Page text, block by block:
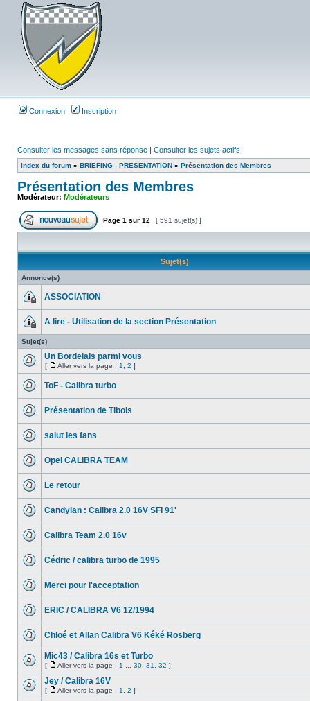
Connexion Inscription
Consulter les messages sans réponse | Consulter les sujets actifs
Index du forum » BRIEFING - PRESENTATION » Présentation des Membres
Présentation des Membres
Modérateur: Modérateurs
Page 1 sur 12 [ 591 sujet(s) ]
Sujet(s)
Annonce(s)
ASSOCIATION
A lire - Utilisation de la section Présentation
Sujet(s)
Un Bordelais parmi vous
[ Aller vers la page : 1 2 ]
ToF - Calibra turbo
Présentation de Tibois
salut les fans
Opel CALIBRA TEAM
Le retour
Candylan : Calibra 2.0 16V SFI 91'
Calibra Team 2.0 16v
Cédric / calibra turbo de 1995
Merci pour l'acceptation
ERIC / CALIBRA V6 12/1994
Chloé et Allan Calibra V6 Kéké Rosberg
Mic43 / Calibra 16s et Turbo
[ Aller vers la page : 1 30 31 32 ]
Jey / Calibra 16V
[ Aller vers la page : 1 2 ]